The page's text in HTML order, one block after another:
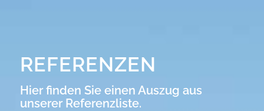
REFERENZEN
Hier finden Sie einen Auszug aus
unserer Referenzliste.